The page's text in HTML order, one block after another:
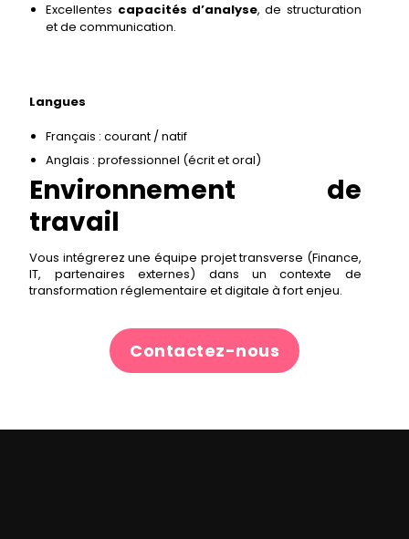
Excellentes capacités d’analyse, de structuration
et de communication.
Langues
Français : courant / natif
Anglais : professionnel (écrit et oral)
Environnement de
travail
Vous intégrerez une équipe projet transverse (Finance,
IT, partenaires externes) dans un contexte de
transformation réglementaire et digitale à fort enjeu.
Contactez-nous